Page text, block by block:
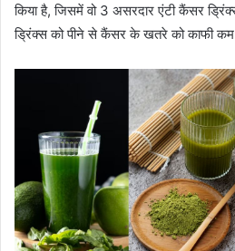
किया है, जिसमें वो 3 असरदार एंटी कैंसर
ड्रिंक्स को पीने से कैंसर के खतरे को काफी कम